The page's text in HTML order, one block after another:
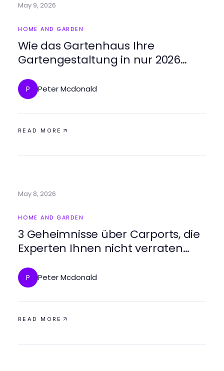
May 9, 2026
HOME AND GARDEN
Wie das Gartenhaus Ihre
Gartengestaltung in nur 2026
P Peter Mcdonald
READ MORE
May 8, 2026
HOME AND GARDEN
3 Geheimnisse über Carports, die
Experten Ihnen nicht verraten
P Peter Mcdonald
READ MORE